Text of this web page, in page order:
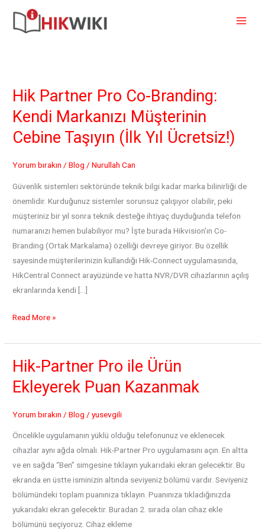
Hik Partner Pro Co-Branding:
Kendi Markanızı Müşterinin
Cebine Taşıyın (İlk Yıl Ücretsiz!)
Yorum bırakın /Blog /Nurullah Can
Güvenlik sistemleri sektöründe teknik bilgi kadar marka bilinirliği de
önemlidir. Kurduğunuz sistemler sorunsuz çalışıyor olabilir, peki
müşteriniz bir yıl sonra teknik desteğe ihtiyaç duyduğunda telefon
numaranızı hemen bulabiliyor mu? İşte burada Hikvision’ın Co-
Branding (Ortak Markalama) özelliği devreye giriyor. Bu özellik
sayesinde müşterilerinizin kullandığı Hik-Connect uygulamasında,
HikCentral Connect arayüzünde ve hatta NVR/DVR cihazlarının açılış
ekranlarında kendi […]
Hik
Pro
Co-
Kendi
Müşterinin
Cebine
Taşıyın
(İlk
Yıl
Ücretsiz!)
Read More »
Hik-Partner Pro ile Ürün
Ekleyerek Puan Kazanmak
Yorum bırakın /Blog /yusevgili
Öncelikle uygulamanın yüklü olduğu telefonunuz ve eklenecek
cihazlar aynı ağda olmalı. Hik-Partner Pro uygulamasını açın. En altta
ve en sağda “Ben” simgesine tıklayın yukarıdaki ekran gelecektir. Bu
ekranda en üstte isminizin altında seviyeniz bölümü vardır. Seviyeniz
bölümündeki toplam puanınıza tıklayın. Puanınıza tıkladığınızda
yukarıdaki ekran gelecektir. Buradan 2. sırada olan cihaz ekle
bölümünü seçiyoruz. Cihaz ekleme